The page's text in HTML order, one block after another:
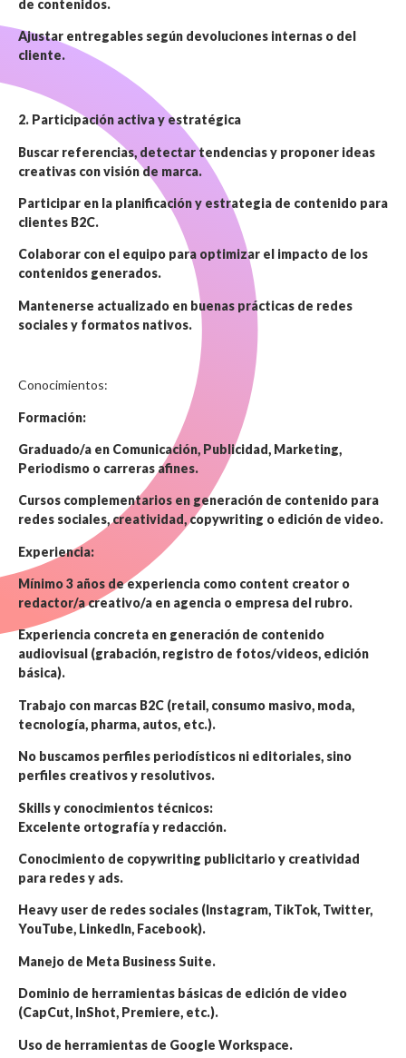
de contenidos.
Ajustar entregables según devoluciones internas o del
cliente.
2. Participación activa y estratégica
Buscar referencias, detectar tendencias y proponer ideas
creativas con visión de marca.
Participar en la planificación y estrategia de contenido para
clientes B2C.
Colaborar con el equipo para optimizar el impacto de los
contenidos generados.
Mantenerse actualizado en buenas prácticas de redes
sociales y formatos nativos.
Conocimientos:
Formación:
Graduado/a en Comunicación, Publicidad, Marketing,
Periodismo o carreras afines.
Cursos complementarios en generación de contenido para
redes sociales, creatividad, copywriting o edición de video.
Experiencia:
Mínimo 3 años de experiencia como content creator o
redactor/a creativo/a en agencia o empresa del rubro.
Experiencia concreta en generación de contenido
audiovisual (grabación, registro de fotos/videos, edición
básica).
Trabajo con marcas B2C (retail, consumo masivo, moda,
tecnología, pharma, autos, etc.).
No buscamos perfiles periodísticos ni editoriales, sino
perfiles creativos y resolutivos.
Skills y conocimientos técnicos:
Excelente ortografía y redacción.
Conocimiento de copywriting publicitario y creatividad
para redes y ads.
Heavy user de redes sociales (Instagram, TikTok, Twitter,
YouTube, LinkedIn, Facebook).
Manejo de Meta Business Suite.
Dominio de herramientas básicas de edición de video
(CapCut, InShot, Premiere, etc.).
Uso de herramientas de Google Workspace.